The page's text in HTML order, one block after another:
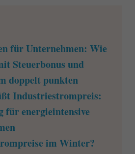
für Unternehmen: Wie
Steuerbonus und
doppelt punkten
Industriestrompreis:
für energieintensive
im Winter?